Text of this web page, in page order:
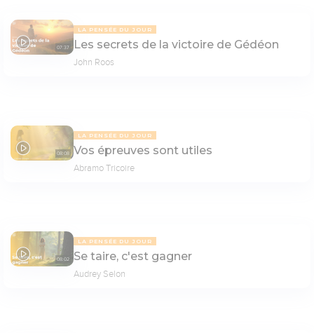
07:37
LA PENSÉE DU JOUR
Les secrets de la victoire de Gédéon
John Roos
08:08
LA PENSÉE DU JOUR
Vos épreuves sont utiles
Abramo Tricoire
08:02
LA PENSÉE DU JOUR
Se taire, c'est gagner
Audrey Selon